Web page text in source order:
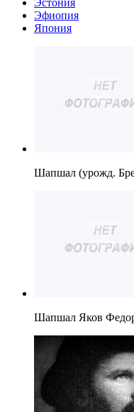
Эстония
Эфиопия
Япония
Шапшал (урожд.
Шапшал Яков